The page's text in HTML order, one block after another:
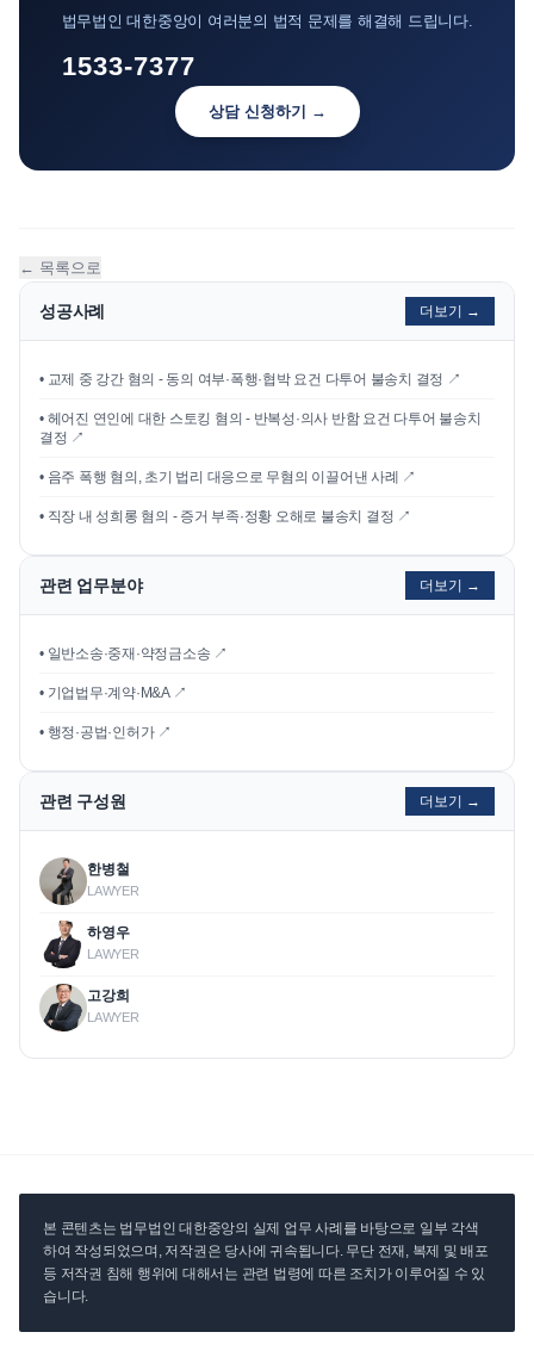
법무법인 대한중앙이 여러분의 법적 문제를 해결해 드립니다.
1533-7377
상담 신청하기 →
← 목록으로
성공사례 더보기 →
• 교제 중 강간 혐의 - 동의 여부·폭행·협박 요건 다투어 불송치 결정 ↗
• 헤어진 연인에 대한 스토킹 혐의 - 반복성·의사 반함 요건 다투어 불송치
결정 ↗
• 음주 폭행 혐의, 초기 법리 대응으로 무혐의 이끌어낸 사례 ↗
• 직장 내 성희롱 혐의 - 증거 부족·정황 오해로 불송치 결정 ↗
관련 업무분야 더보기 →
• 일반소송·중재·약정금소송 ↗
• 기업법무·계약·M&A ↗
• 행정·공법·인허가 ↗
관련 구성원 더보기 →
한병철
LAWYER
하영우
LAWYER
고강희
LAWYER
본 콘텐츠는 법무법인 대한중앙의 실제 업무 사례를 바탕으로 일부 각색
하여 작성되었으며, 저작권은 당사에 귀속됩니다. 무단 전재, 복제 및 배포
등 저작권 침해 행위에 대해서는 관련 법령에 따른 조치가 이루어질 수 있
습니다.